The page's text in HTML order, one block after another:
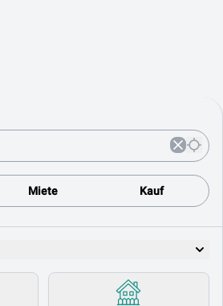
Miete Kauf